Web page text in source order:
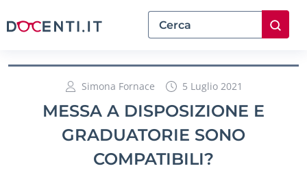
Simona Fornace 5 Luglio 2021
MESSA A DISPOSIZIONE E
GRADUATORIE SONO
COMPATIBILI?